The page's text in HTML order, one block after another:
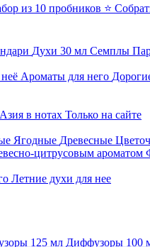
из 10 пробников ⭐
Духи 30 мл Семплы
Ароматы для него
Азия в нотах Только на сайте
Ягодные Древесные
цитрусовым ароматом
Летние духи для нее
125 мл Диффузоры 100